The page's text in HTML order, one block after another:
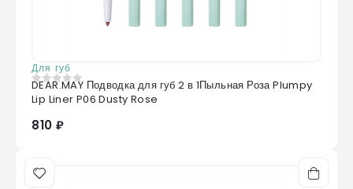
Для губ
0 из 5
DEAR.MAY Подводка для губ 2 в 1Пыльная Роза Plumpy
Lip Liner P06 Dusty Rose
810 ₽